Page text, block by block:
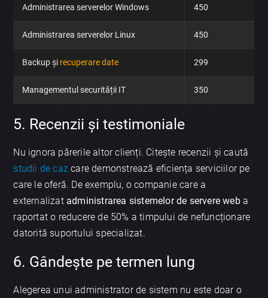
Administrarea serverelor Windows 450
Administrarea serverelor Linux 450
Backup și recuperare date 299
Managementul securității IT 350
5. Recenzii și testimoniale
Nu ignora părerile altor clienți. Citește recenzii și caută
studii de caz care demonstrează eficiența serviciilor pe
care le oferă. De exemplu, o companie care a
externalizat administrarea sistemelor de servere weba
raportat o reducere de 50% a timpului de nefuncționare
datorită suportului specializat.
6. Gândește pe termen lung
Alegerea unui administrator de sistem nu este doar o